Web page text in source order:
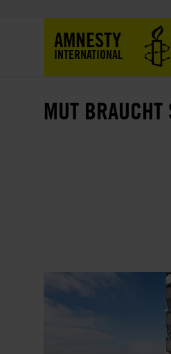
AMNESTY
INTERNATIONAL
MUT BRAUCHT